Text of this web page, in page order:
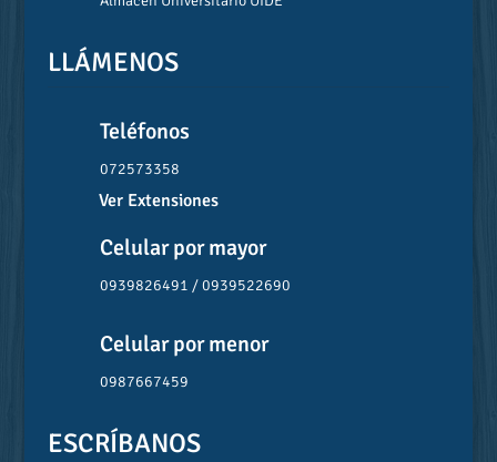
LLÁMENOS
Teléfonos
072573358
Ver Extensiones
Celular por mayor
0939826491 / 0939522690
Celular por menor
0987667459
ESCRÍBANOS